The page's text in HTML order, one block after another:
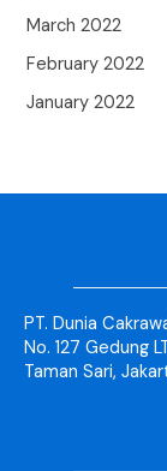
March 2022
February 2022
January 2022
PT. Dunia
No. 127 Gedung
Taman Sari,